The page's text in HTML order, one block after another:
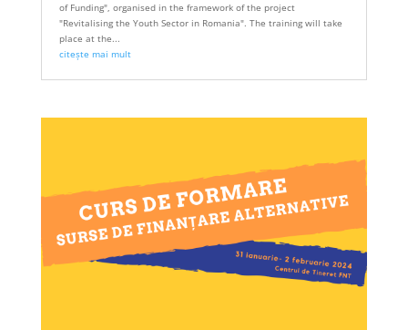
of Funding", organised in the framework of the project
"Revitalising the Youth Sector in Romania". The training will take
place at the...
citește mai mult